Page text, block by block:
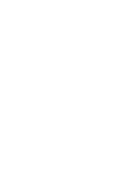
عن المئة
والذي يعاني
على سبعة
وقد رزق
وثمانية عشر
هذه الطفلة